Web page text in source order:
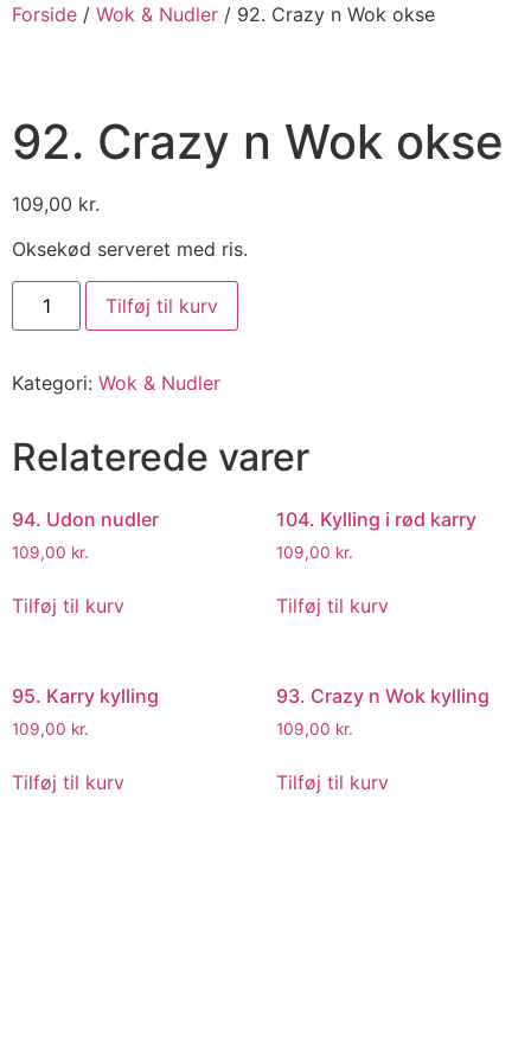
Forside / Wok & Nudler / 92. Crazy n Wok okse
92. Crazy n Wok okse
109,00 kr.
Oksekød serveret med ris.
Tilføj til kurv
Kategori: Wok & Nudler
Relaterede varer
94. Udon nudler
109,00 kr.
Tilføj til kurv
104. Kylling i rød karry
109,00 kr.
Tilføj til kurv
95. Karry kylling
109,00 kr.
Tilføj til kurv
93. Crazy n Wok kylling
109,00 kr.
Tilføj til kurv